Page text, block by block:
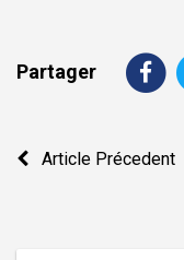
Partager
Navigation
Article Précedent